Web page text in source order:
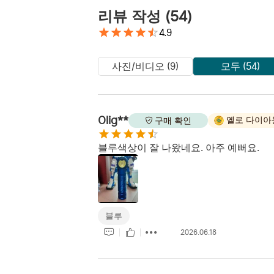
리뷰 작성 (54)
4.9
사진/비디오 (9) 모두 (54)
Olig** 구매 확인 옐로 다이아
블루색상이 잘 나왔네요. 아주 예뻐요.
블루
2026.06.18